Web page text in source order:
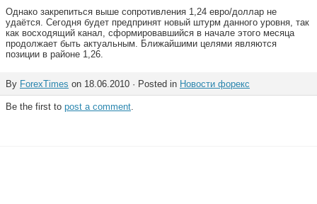
Однако закрепиться выше сопротивления 1,24 евро/доллар не
удаётся. Сегодня будет предпринят новый штурм данного уровня, так
как восходящий канал, сформировавшийся в начале этого месяца
продолжает быть актуальным. Ближайшими целями являются
позиции в районе 1,26.
By ForexTimes on 18.06.2010 · Posted in Новости форекс
Be the first to post a comment.